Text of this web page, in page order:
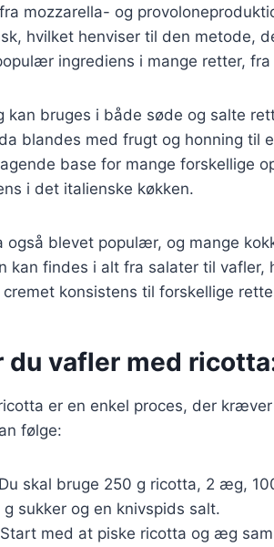
mozzarella- og
hvilket henviser til den metode,
ingrediens i mange retter,
kan bruges i både søde og salte
blandes med frugt og honning til
base for mange forskellige
i det italienske køkken.
også blevet populær, og mange
kan findes i alt fra salater til vafler,
konsistens til forskellige
du vafler med
er en enkel proces, der
følge:
skal bruge 250 g ricotta, 2 æg,
sukker og en knivspids salt.
med at piske ricotta og æg